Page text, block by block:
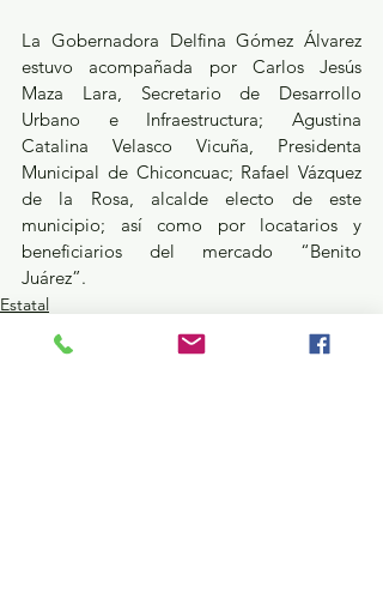
La Gobernadora Delfina Gómez Álvarez
estuvo acompañada por Carlos Jesús
Maza Lara, Secretario de Desarrollo
Urbano e Infraestructura; Agustina
Catalina Velasco Vicuña, Presidenta
Municipal de Chiconcuac; Rafael Vázquez
de la Rosa, alcalde electo de este
municipio; así como por locatarios y
beneficiarios del mercado “Benito
Juárez”.
Estatal